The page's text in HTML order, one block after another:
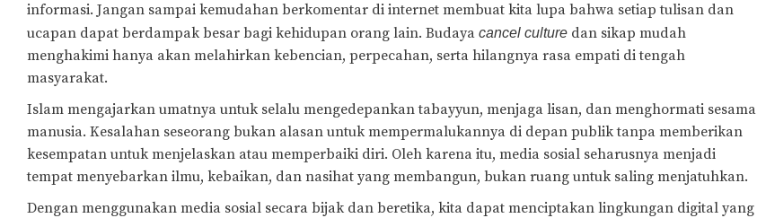
informasi. Jangan sampai kemudahan berkomentar di internet membuat kita lupa bahwa setiap tulisan dan
ucapan dapat berdampak besar bagi kehidupan orang lain. Budaya cancel culture dan sikap mudah
menghakimi hanya akan melahirkan kebencian, perpecahan, serta hilangnya rasa empati di tengah
masyarakat.
Islam mengajarkan umatnya untuk selalu mengedepankan tabayyun, menjaga lisan, dan menghormati sesama
manusia. Kesalahan seseorang bukan alasan untuk mempermalukannya di depan publik tanpa memberikan
kesempatan untuk menjelaskan atau memperbaiki diri. Oleh karena itu, media sosial seharusnya menjadi
tempat menyebarkan ilmu, kebaikan, dan nasihat yang membangun, bukan ruang untuk saling menjatuhkan.
Dengan menggunakan media sosial secara bijak dan beretika, kita dapat menciptakan lingkungan digital yang